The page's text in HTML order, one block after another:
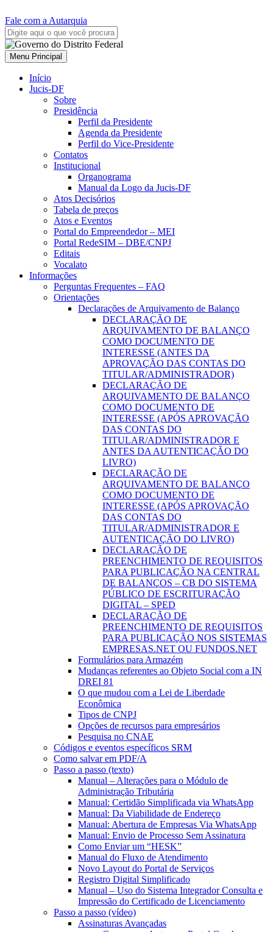
Fale com a Autarquia
Menu Principal
Início
Jucis-DF
Sobre
Presidência
Perfil da Presidente
Agenda da Presidente
Perfil do Vice-Presidente
Contatos
Institucional
Organograma
Manual da Logo da Jucis-DF
Atos Decisórios
Tabela de preços
Atos e Eventos
Portal do Empreendedor – MEI
Portal RedeSIM – DBE/CNPJ
Editais
Vocalato
Informações
Perguntas Frequentes – FAQ
Orientações
Declarações de Arquivamento de Balanço
DECLARAÇÃO DE
ARQUIVAMENTO DE BALANÇO
COMO DOCUMENTO DE
INTERESSE (ANTES DA
APROVAÇÃO DAS CONTAS DO
TITULAR/ADMINISTRADOR)
DECLARAÇÃO DE
ARQUIVAMENTO DE BALANÇO
COMO DOCUMENTO DE
INTERESSE (APÓS APROVAÇÃO
DAS CONTAS DO
TITULAR/ADMINISTRADOR E
ANTES DA AUTENTICAÇÃO DO
LIVRO)
DECLARAÇÃO DE
ARQUIVAMENTO DE BALANÇO
COMO DOCUMENTO DE
INTERESSE (APÓS APROVAÇÃO
DAS CONTAS DO
TITULAR/ADMINISTRADOR E
AUTENTICAÇÃO DO LIVRO)
DECLARAÇÃO DE
PREENCHIMENTO DE REQUISITOS
PARA PUBLICAÇÃO NA CENTRAL
DE BALANÇOS – CB DO SISTEMA
PÚBLICO DE ESCRITURAÇÃO
DIGITAL – SPED
DECLARAÇÃO DE
PREENCHIMENTO DE REQUISITOS
PARA PUBLICAÇÃO NOS SISTEMAS
EMPRESAS.NET OU FUNDOS.NET
Formulários para Armazém
Mudanças referentes ao Objeto Social com a IN
DREI 81
O que mudou com a Lei de Liberdade
Econômica
Tipos de CNPJ
Opções de recursos para empresários
Pesquisa no CNAE
Códigos e eventos específicos SRM
Como salvar em PDF/A
Passo a passo (texto)
Manual – Alterações para o Módulo de
Administração Tributária
Manual: Certidão Simplificada via WhatsApp
Manual: Da Viabilidade de Endereço
Manual: Abertura de Empresas Via WhatsApp
Manual: Envio de Processo Sem Assinatura
Como Enviar um “HESK”
Manual do Fluxo de Atendimento
Novo Layout do Portal de Serviços
Registro Digital Simplificado
Manual – Uso do Sistema Integrador Consulta e
Impressão do Certificado de Licenciamento
Passo a passo (vídeo)
Assinaturas Avançadas